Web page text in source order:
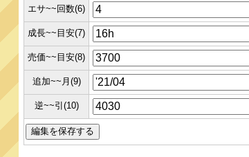
エサ~~回数(6)
成長~~目安(7)
売価~~目安(8)
追加~~月(9)
逆~~引(10)